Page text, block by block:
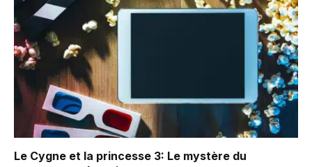
Le Cygne et la princesse 3: Le mystère du